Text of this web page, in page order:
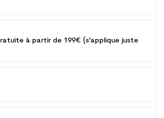
à partir de 199€ (s'applique juste